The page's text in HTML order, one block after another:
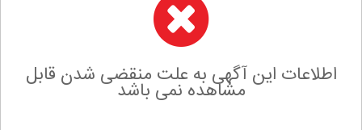
اطلاعات این آگهی به علت منقضی شدن قابل
مشاهده نمی باشد